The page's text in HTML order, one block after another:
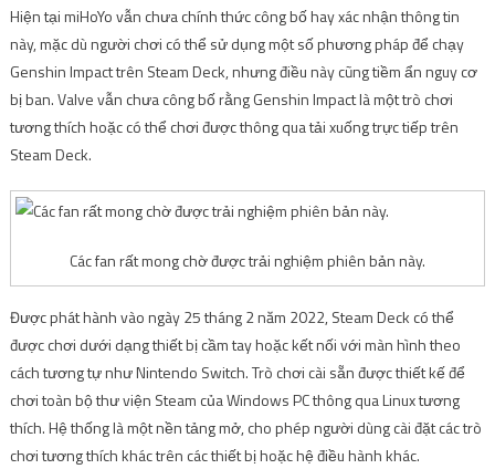
Hiện tại miHoYo vẫn chưa chính thức công bố hay xác nhận thông tin
này, mặc dù người chơi có thể sử dụng một số phương pháp để chạy
Genshin Impact trên Steam Deck, nhưng điều này cũng tiềm ẩn nguy cơ
bị ban. Valve vẫn chưa công bố rằng Genshin Impact là một trò chơi
tương thích hoặc có thể chơi được thông qua tải xuống trực tiếp trên
Steam Deck.
Các fan rất mong chờ được trải nghiệm phiên bản này.
Được phát hành vào ngày 25 tháng 2 năm 2022, Steam Deck có thể
được chơi dưới dạng thiết bị cầm tay hoặc kết nối với màn hình theo
cách tương tự như Nintendo Switch. Trò chơi cài sẵn được thiết kế để
chơi toàn bộ thư viện Steam của Windows PC thông qua Linux tương
thích. Hệ thống là một nền tảng mở, cho phép người dùng cài đặt các trò
chơi tương thích khác trên các thiết bị hoặc hệ điều hành khác.